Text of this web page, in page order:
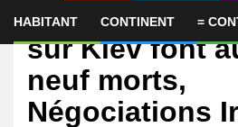
HABITANT CONTINENT =
Des attaques
sur Kiev font
neuf morts,
Négociations